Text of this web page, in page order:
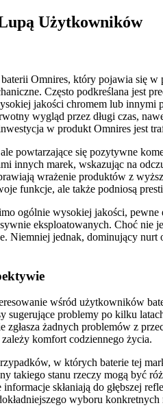
Użytkowników
Omnires, który pojawia
Często podkreślana jest
jakości chromem lub
wygląd przez długi czas,
w produkt Omnires jest
powtarzające się pozytywne
innych marek, wskazując na
wrażenie produktów z
funkcje, ale także podniosą
ogólnie wysokiej jakości,
eksploatowanych. Choć nie
Niemniej jednak, dominujący
wśród użytkowników
sugerujące problemy po kilku
zgłasza żadnych problemów z
komfort codziennego życia.
w których baterie tej
takiego stanu rzeczy mogą być
skłaniają do głębszej
wyboru